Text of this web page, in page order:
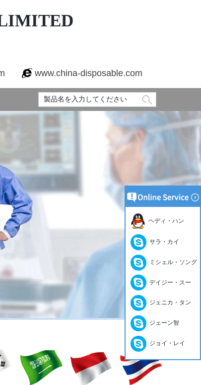
www.china-disposable.com
ヘディ・ハン
サラ・カイ
ミシェル・ソング
デイジー・スー
ジェニカ・タン
ジェーン智
ジョイ・レイ